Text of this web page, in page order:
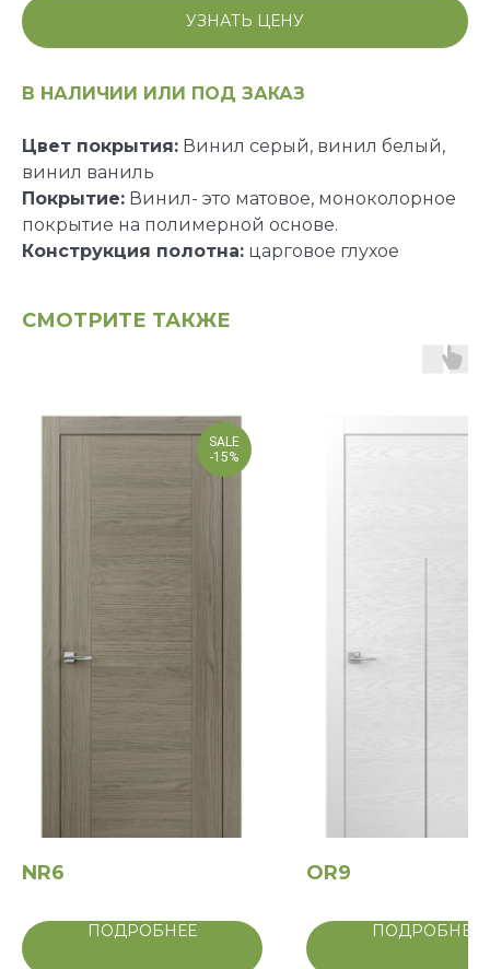
УЗНАТЬ ЦЕНУ
В НАЛИЧИИ ИЛИ ПОД ЗАКАЗ
Цвет покрытия: Винил серый, винил белый,
винил ваниль
Покрытие: Винил- это матовое, моноколорное
покрытие на полимерной основе.
Конструкция полотна: царговое глухое
СМОТРИТЕ ТАКЖЕ
SALE
-15%
NR6
ПОДРОБНЕЕ
OR9
ПОДРОБНЕЕ